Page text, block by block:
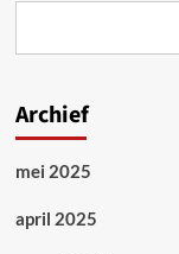
Archief
mei 2025
april 2025